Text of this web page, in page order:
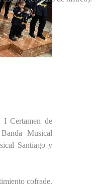
I Certamen de
Musical
Santiago y
cofrade.